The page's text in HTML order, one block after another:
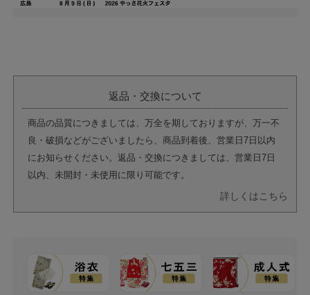
返品・交換について
商品の品質につきましては、万全を期しておりますが、万一不
良・破損などがございましたら、商品到着後、営業日7日以内
にお知らせください。返品・交換につきましては、営業日7日
以内、未開封・未使用に限り可能です。
詳しくはこちら